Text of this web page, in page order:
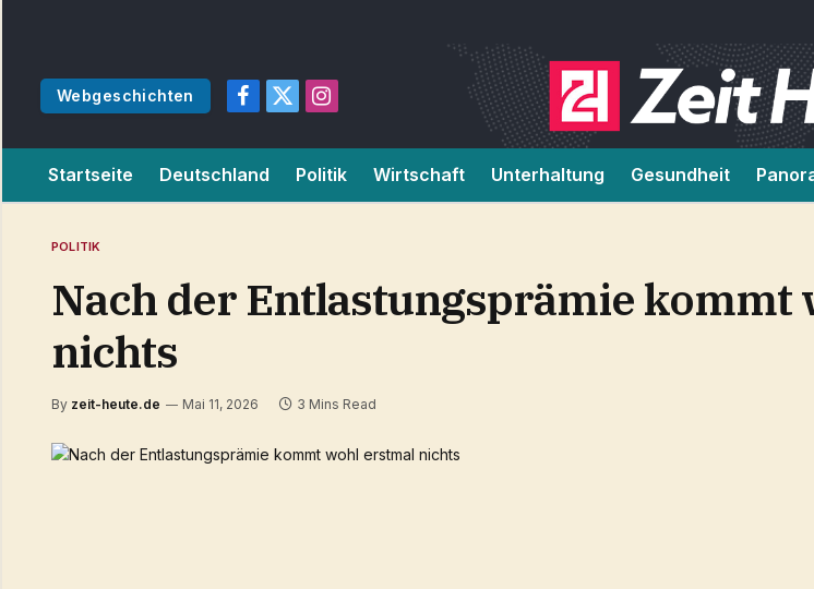
Webgeschichten
Facebook
X
Instagram
Startseite Deutschland Politik Wirtschaft Unterhaltung Gesundheit
POLITIK
Nach der Entlastungsprämie kommt
nichts
By zeit-heute.de Mai 11, 2026 3 Mins Read